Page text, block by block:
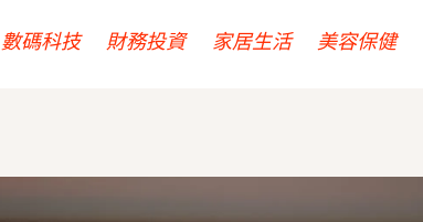
數碼科技 財務投資 家居生活 美容保健